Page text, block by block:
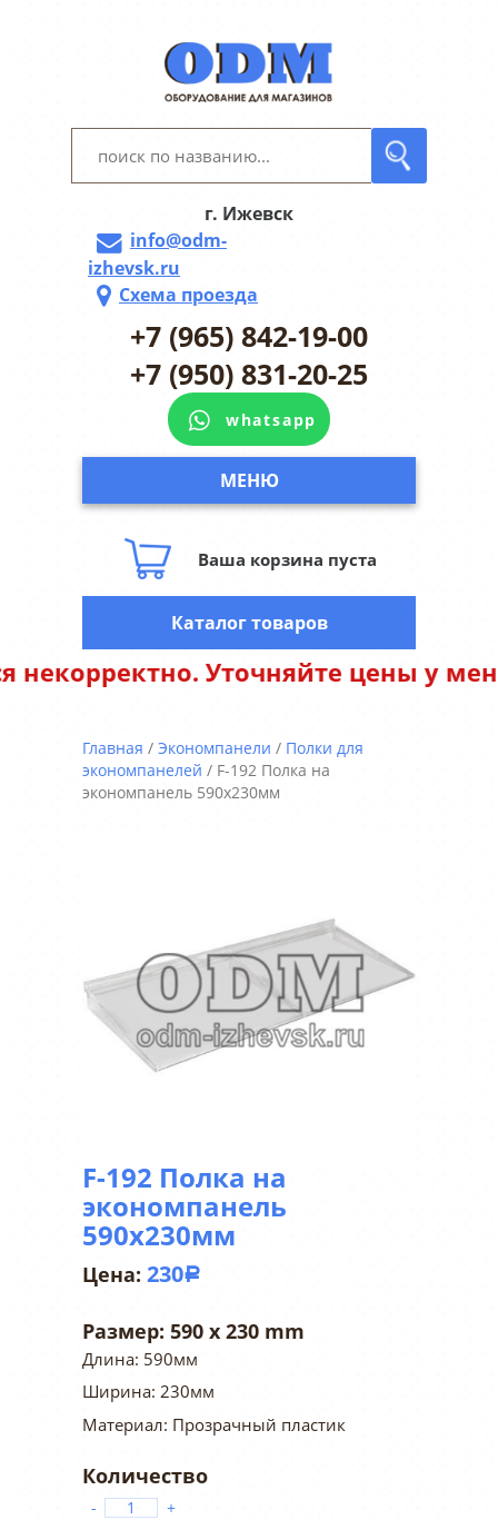
г. Ижевск
info@odm-
izhevsk.ru
Схема проезда
+7 (965) 842-19-00
+7 (950) 831-20-25
whatsapp
МЕНЮ
Ваша корзина пуста
Уточняйте цены у
Каталог товаров
Главная / Экономпанели / Полки для
экономпанелей / F-192 Полка на
экономпанель 590х230мм
F-192 Полка на
экономпанель
590х230мм
230Р
Размер: 590 x 230 mm
Длина: 590мм
Ширина: 230мм
Материал: Прозрачный пластик
- +